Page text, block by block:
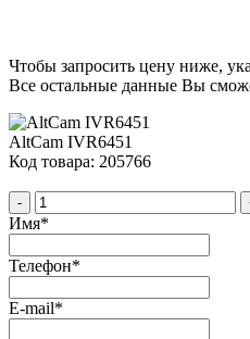
Чтобы запросить цену ниже,
Все остальные данные Вы
AltCam IVR6451
Код товара: 205766
-
Имя*
Телефон*
E-mail*